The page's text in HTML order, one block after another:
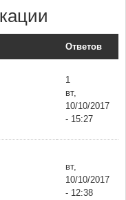
Ответов
1
вт,
10/10/2017
- 15:27
вт,
10/10/2017
- 12:38